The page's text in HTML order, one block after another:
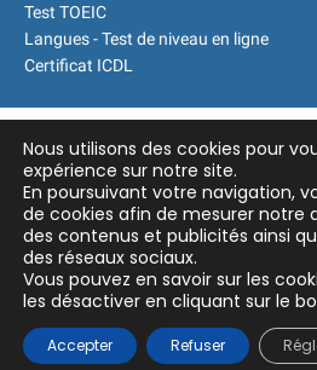
Test TOEIC
Langues - Test de niveau en ligne
Certificat ICDL
Nous utilisons des cookies pour
expérience sur notre site.
En poursuivant votre navigation,
de cookies afin de mesurer notre
des contenus et publicités ainsi
des réseaux sociaux.
Vous pouvez en savoir sur les
les désactiver en cliquant sur le
Accepter Refuser